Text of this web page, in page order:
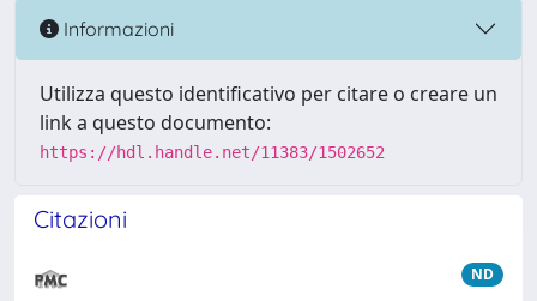
Informazioni
Utilizza questo identificativo per citare o creare un
link a questo documento:
https://hdl.handle.net/11383/1502652
Citazioni
ND